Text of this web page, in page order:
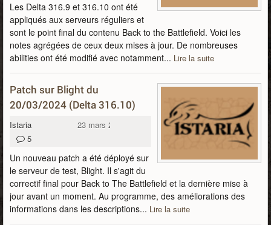
Les Delta 316.9 et 316.10 ont été
appliqués aux serveurs réguliers et
sont le point final du contenu Back to the Battlefield. Voici les
notes agrégées de ceux deux mises à jour. De nombreuses
abilities ont été modifié avec notamment... Lire la suite
Patch sur Blight du
20/03/2024 (Delta 316.10)
Istaria
23 mars 2024
5
Un nouveau patch a été déployé sur
le serveur de test, Blight. Il s'agit du
correctif final pour Back to The Battlefield et la dernière mise à
jour avant un moment. Au programme, des améliorations des
informations dans les descriptions... Lire la suite